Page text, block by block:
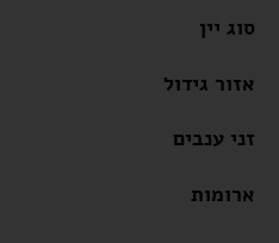
סוג יין
אזור גידול
זני ענבים
ארומות